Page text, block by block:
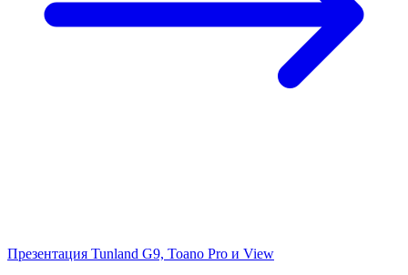
Презентация Tunland G9, Toano Pro и View